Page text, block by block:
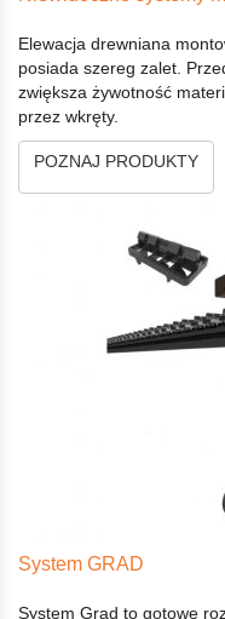
Elewacja drewniana
posiada szereg zalet.
zwiększa żywotność
przez wkręty.
POZNAJ PRODUKTY
System GRAD
System Grad to gotowe